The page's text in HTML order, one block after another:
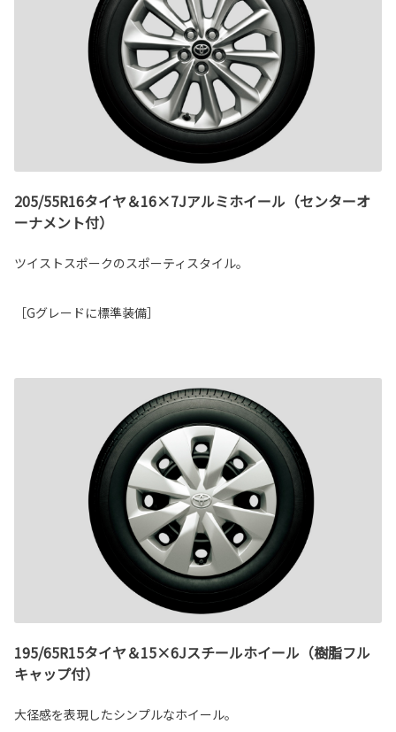
205/55R16タイヤ＆16×7Jアルミホイール（センターオ
ーナメント付）
ツイストスポークのスポーティスタイル。
［Gグレードに標準装備］
195/65R15タイヤ＆15×6Jスチールホイール（樹脂フル
キャップ付）
大径感を表現したシンプルなホイール。